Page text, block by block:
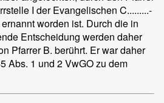
I der Evangelischen C.........-
worden ist. Durch die in
Entscheidung werden daher
Pfarrer B. berührt. Er war daher
Abs. 1 und 2 VwGO zu dem